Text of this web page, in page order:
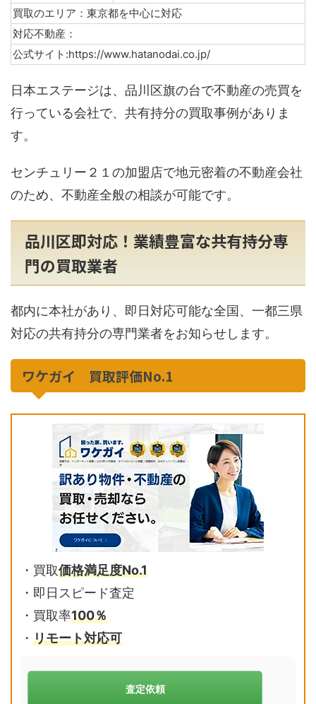
買取のエリア：東京都を中心に対応
対応不動産：
公式サイト:https://www.hatanodai.co.jp/
日本エステージは、品川区旗の台で不動産の売買を
行っている会社で、共有持分の買取事例がありま
す。
センチュリー２１の加盟店で地元密着の不動産会社
のため、不動産全般の相談が可能です。
品川区即対応！業績豊富な共有持分専
門の買取業者
都内に本社があり、即日対応可能な全国、一都三県
対応の共有持分の専門業者をお知らせします。
ワケガイ 買取評価No.1
・買取価格満足度No.1
・即日スピード査定
・買取率100％
・ リモート対応可
査定依頼